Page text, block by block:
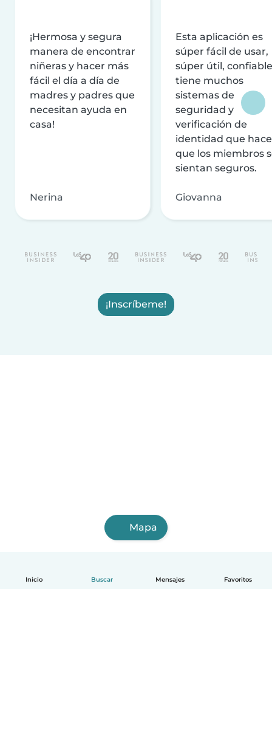
Inicio Buscar Mensajes Favoritos
¡Hermosa y segura
manera de encontrar
niñeras y hacer más
fácil el día a día de
madres y padres que
necesitan ayuda en
casa!
Nerina
Esta aplicación es
súper fácil de usar,
súper útil,
tiene muchos
sistemas de
seguridad y
verificación de
identidad que
que los miembros
sientan seguros.
Giovanna
¡Inscríbeme!
Mapa